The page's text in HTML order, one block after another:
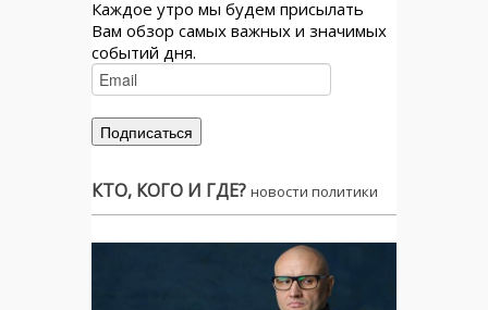
Каждое утро мы будем присылать
Вам обзор самых важных и значимых
событий дня.
КТО, КОГО И ГДЕ? новости политики